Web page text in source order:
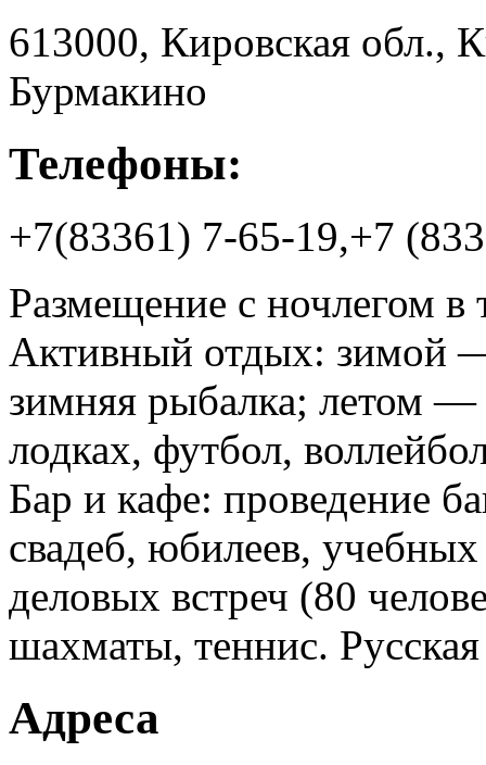
613000, Кировская обл.,
Бурмакино
Телефоны:
+7(83361) 7-65-19,+7
Размещение с ночлегом в
Активный отдых: зимой
зимняя рыбалка; летом —
лодках, футбол,
Бар и кафе: проведение
свадеб, юбилеев,
деловых встреч (80
шахматы, теннис.
Адреса